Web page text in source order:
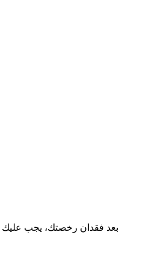
بعد فقدان رخصتك، يجب عليك